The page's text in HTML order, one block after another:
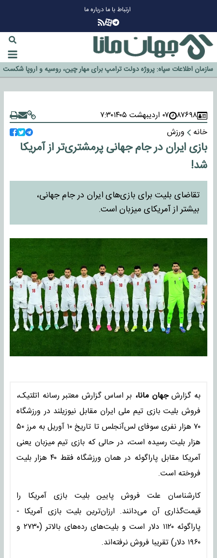
ارتباط با مادرباره ما
گزینه جدایی اوسمار روی میز مدیران پرسپولیس
آیا رئیس جمهور آمریکا قانون را دور می‌زند؟
اخراج رسمی چهره نامدار از پرسپولیس
سازمان اطلاعات سپاه: پروژه دولت ترامپ برای مهار چین، روسیه و اروپا شکست
خورد
۸۷۶۹۸ ۰۷ اردیبهشت ۱۴۰۵
۷:۳۰
خانه
ورزش
بازی‌ ایران در جام جهانی پرمشتری‌تر از آمریکا
شد!
تقاضای بلیت برای بازی‌های ایران در جام جهانی،
بیشتر از آمریکای میزبان است.
به گزارشجهان مانا، بر اساس گزارش معتبر رسانه اتلتیک،
فروش بلیت بازی تیم ملی ایران مقابل نیوزیلند در ورزشگاه
۷۰ هزار نفری سوفای لس‌آنجلس تا تاریخ ۱۰ آوریل به مرز ۵۰
هزار بلیت رسیده است، در حالی که بازی تیم میزبان یعنی
آمریکا مقابل پاراگوئه در همان ورزشگاه فقط ۴۰ هزار بلیت
فروخته است.
کارشناسان علت فروش پایین بلیت بازی آمریکا را
قیمت‌گذاری آن می‌دانند. ارزان‌ترین بلیت بازی آمریکا -
پاراگوئه ۱۱۲۰ دلار است و بلیت‌های رده‌های بالاتر (۲۷۳۰ و
۱۹۶۰ دلار) تقریبا فروش نرفته‌اند.